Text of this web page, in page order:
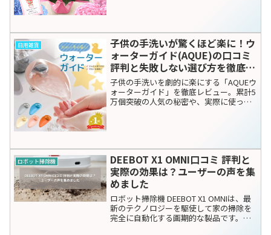
X Facebook はてブ
LINE コピー
関連記事
サイドボード キャビネット リビ
ング収納 食器棚 本棚 完成品 幅
81cm 日本製 開き扉 引出し 収納
木目 ナチュラル/ブラウン（IC-
NARUTO-SB81）の口コミ評判！
最安値やどこで買えるか徹底調査
リビングの収納不足を解消！「日本製・
完成品」サイドボードが選ばれる理由お
部屋の片付けで一番の悩みどころは、
「見せる収納」と「隠す収納」のバラン
スではないでしょうか。散らかりがちな